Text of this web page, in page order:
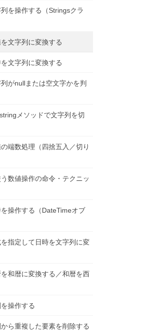
列を操作する（Stringsクラ
を文字列に変換する
を文字列に変換する
列がnullまたは空文字かを判
メソッドで文字列を切
の端数処理（四捨五入／切り
数値操作の命令・テクニッ
を操作する（DateTimeオブ
を指定して日時を文字列に変
を和暦に変換する／和暦を西
を操作する
から重複した要素を削除する